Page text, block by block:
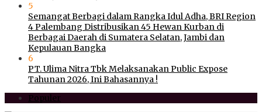
5
Semangat Berbagi dalam Rangka Idul Adha, BRI Region
4 Palembang Distribusikan 45 Hewan Kurban di
Berbagai Daerah di Sumatera Selatan, Jambi dan
Kepulauan Bangka
6
PT. Ulima Nitra Tbk Melaksanakan Public Expose
Tahunan 2026, Ini Bahasannya !
Populer